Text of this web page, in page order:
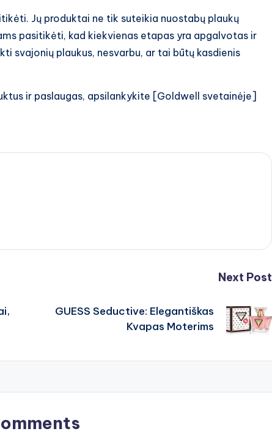
Jų produktai ne tik suteikia nuostabų plaukų
pasitikėti, kad kiekvienas etapas yra apgalvotas ir
svajonių plaukus, nesvarbu, ar tai būtų kasdienis
ir paslaugas, apsilankykite [Goldwell svetainėje]
Next Post
GUESS Seductive: Elegantiškas
Kvapas Moterims